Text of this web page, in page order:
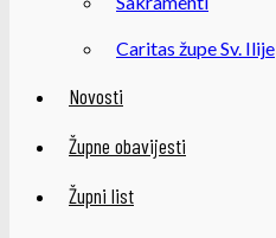
Caritas župe Sv. Ilije
Novosti
Župne obavijesti
Župni list